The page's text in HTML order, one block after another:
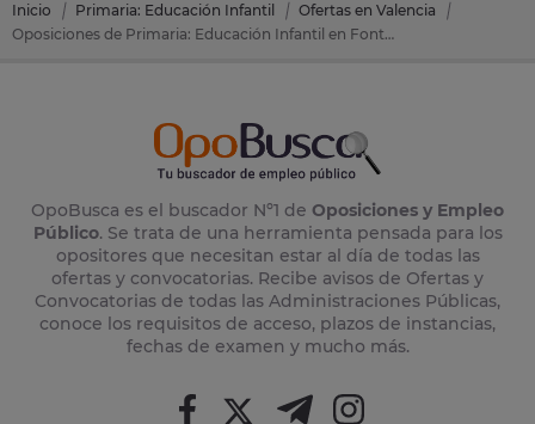
Inicio Primaria: Educación Infantil
Ofertas en Valencia
Oposiciones de Primaria: Educación Infantil en Fontanars Dels Alforins (Valencia)
OpoBusca es el buscador Nº1 de Oposiciones y Empleo
Público. Se trata de una herramienta pensada para los
opositores que necesitan estar al día de todas las
ofertas y convocatorias. Recibe avisos de Ofertas y
Convocatorias de todas las Administraciones Públicas,
conoce los requisitos de acceso, plazos de instancias,
fechas de examen y mucho más.